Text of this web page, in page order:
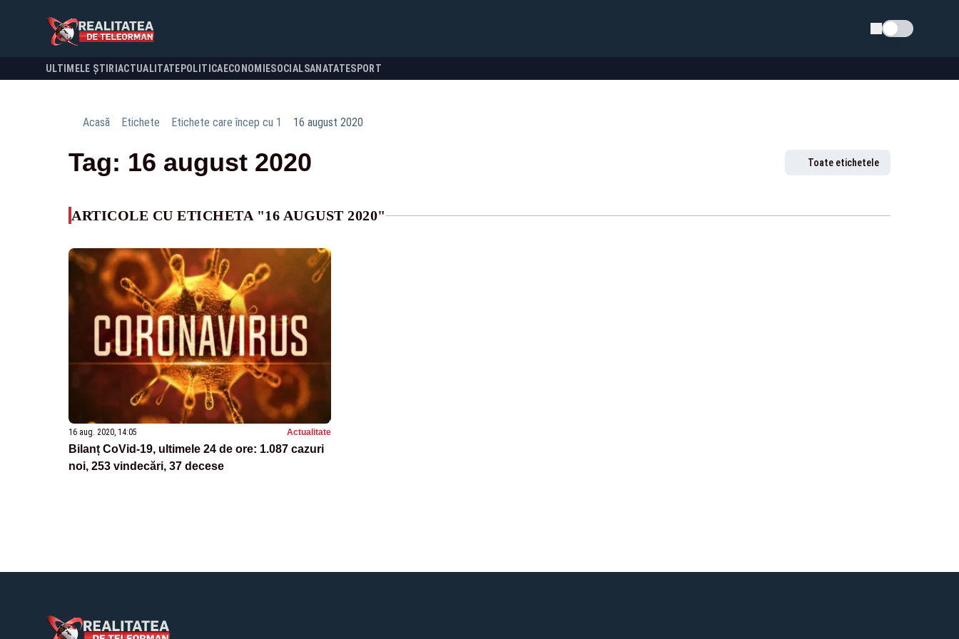
Schimba tema
ULTIMELE ȘTIRI ACTUALITATE POLITICA ECONOMIESOCIALSANATATESPORT
Acasă Etichete Etichete care încep cu 1 16 august 2020
Tag: 16 august 2020 Toate etichetele
ARTICOLE CU ETICHETA "16 AUGUST 2020"
16 aug. 2020, 14:05 Actualitate
Bilanț CoVid-19, ultimele 24 de ore: 1.087 cazuri
noi, 253 vindecări, 37 decese